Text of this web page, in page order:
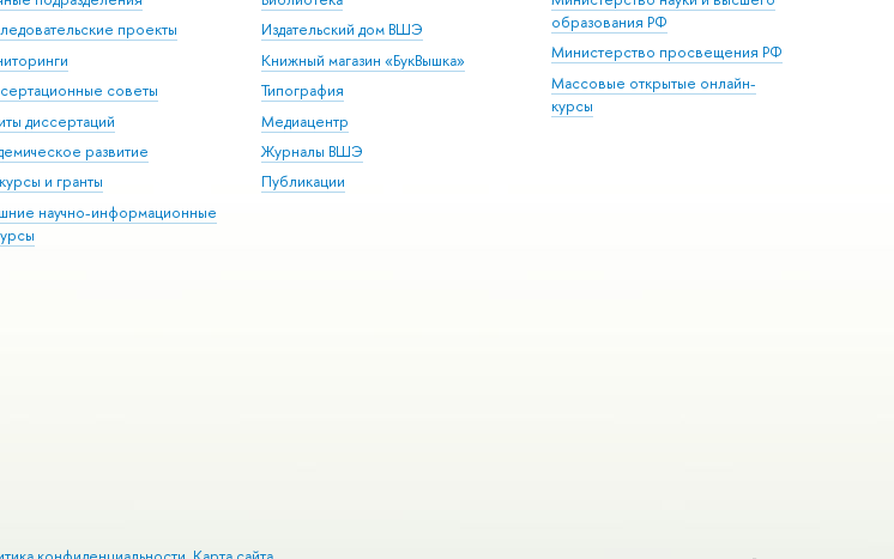
проекты
советы
диссертаций
развитие
и гранты
научно-информационные
Издательский дом ВШЭ
Книжный магазин «БукВышка»
Типография
Медиацентр
Журналы ВШЭ
Публикации
образования РФ
Министерство просвещения РФ
Массовые открытые онлайн-
курсы